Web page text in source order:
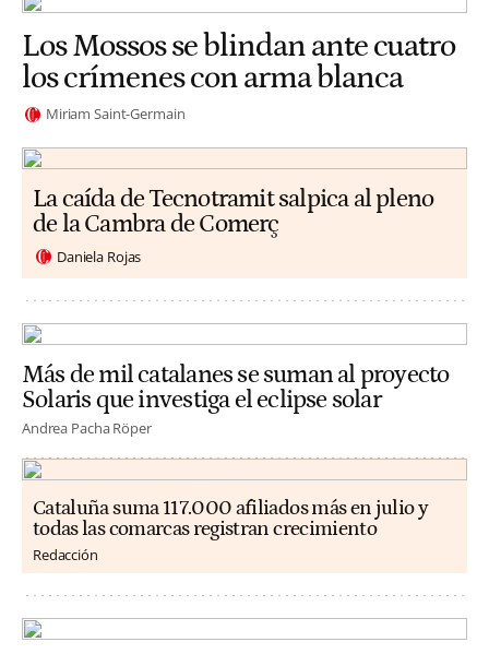
Los Mossos se blindan ante cuatro
los crímenes con arma blanca
Miriam Saint-Germain
La caída de Tecnotramit salpica al pleno
de la Cambra de Comerç
Daniela Rojas
Más de mil catalanes se suman al proyecto
Solaris que investiga el eclipse solar
Andrea Pacha Röper
Cataluña suma 117.000 afiliados más en julio y
todas las comarcas registran crecimiento
Redacción